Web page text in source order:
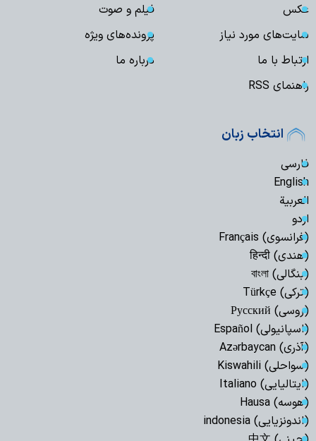
عکس
فیلم و صوت
سایت‌های مورد نیاز
پرونده‌های ویژه
ارتباط با ما
درباره ما
راهنمای RSS
انتخاب زبان
فارسی
English
العربیة
اردو
(فرانسوی) Français
(هندی) हिन्दी
(بنگالی) বাংলা
(ترکی) Türkçe
(روسی) Русский
(اسپانیولی) Español
(آذری) Azərbaycan
(سواحلی) Kiswahili
(ایتالیایی) Italiano
(هوسه) Hausa
(اندونزیایی) indonesia